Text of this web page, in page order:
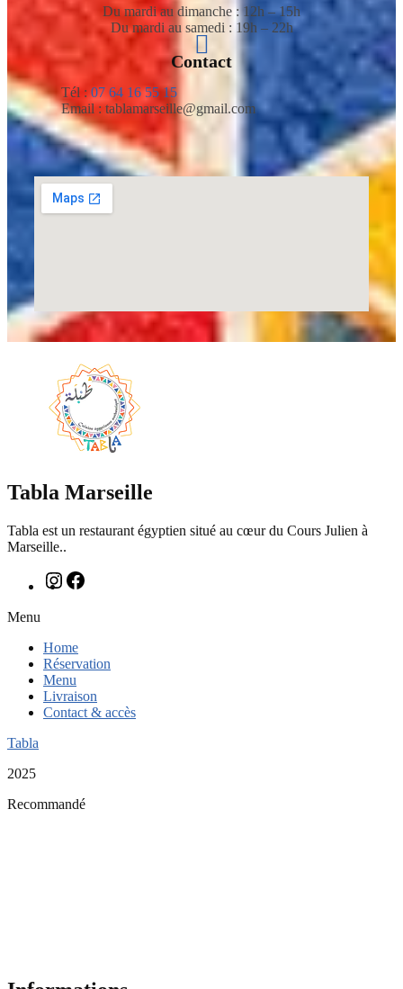
Du mardi au dimanche : 12h – 15h
Du mardi au samedi : 19h – 22h
Contact
Tél : 07 64 16 55 15
Email : tablamarseille@gmail.com
Tabla Marseille
Tabla est un restaurant égyptien situé au cœur du Cours Julien à
Marseille..
Menu
Home
Réservation
Menu
Livraison
Contact & accès
Tabla
2025
Recommandé